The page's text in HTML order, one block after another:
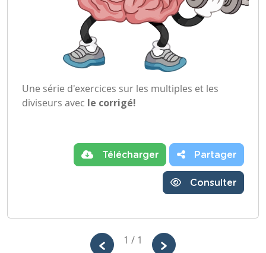
Une série d'exercices sur les multiples et les
diviseurs avec le corrigé!
Télécharger Partager
Consulter
1 / 1